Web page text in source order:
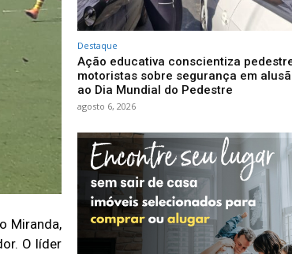
Miranda,
O líder
Destaque
Ação educativa conscientiza
motoristas sobre segurança em
ao Dia Mundial do Pedestre
agosto 6, 2026